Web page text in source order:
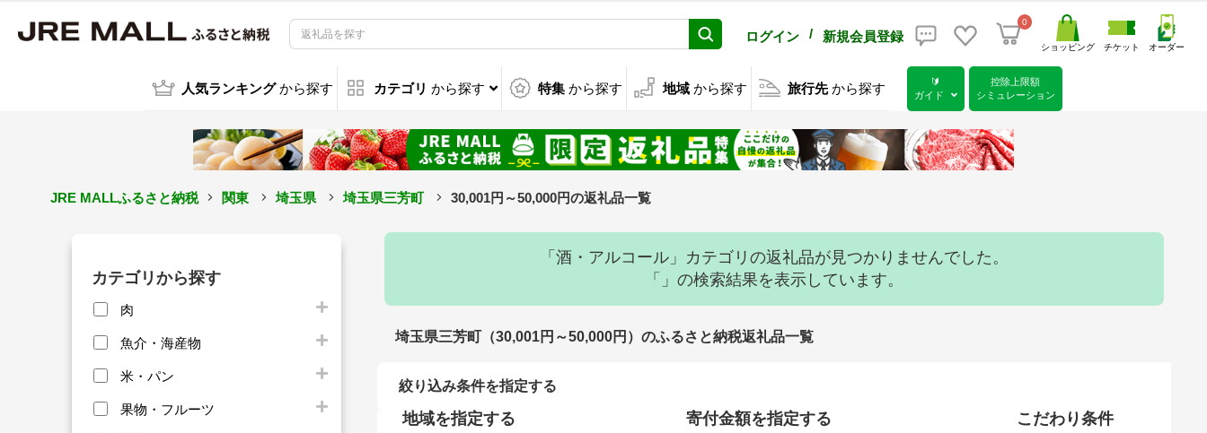
ログイン / 新規会員登録
0
ショッピング チケット オーダー
人気ランキング から探す カテゴリ から探す 特集 から探す 地域 から探す 旅行先 から探す
🔰
ガイド
控除上限額
シミュレーション
JRE MALLふるさと納税 関東 埼玉県 埼玉県三芳町 30,001円～50,000円の返礼品一覧
カテゴリから探す
肉
魚介・海産物
米・パン
果物・フルーツ
「酒・アルコール」カテゴリの返礼品が見つかりませんでした。
「」の検索結果を表示しています。
埼玉県三芳町（30,001円～50,000円）のふるさと納税返礼品一覧
絞り込み条件を指定する
地域を指定する 寄付金額を指定する こだわり条件